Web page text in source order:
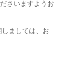
さいますようお
ましては、お